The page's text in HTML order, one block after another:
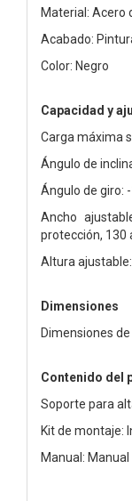
Material: Acero
Acabado:
Color: Negro
Capacidad y
Carga máxima
Ángulo de
Ángulo de giro:
Ancho
protección, 130
Altura
Dimensiones
Dimensiones
Contenido del
Soporte para
Kit de montaje:
Manual: